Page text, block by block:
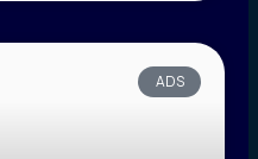
ADS